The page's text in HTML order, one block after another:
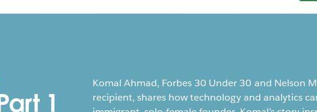
1
Komal Ahmad, Forbes 30 Under 30 and Nelson
recipient, shares how technology and analytics